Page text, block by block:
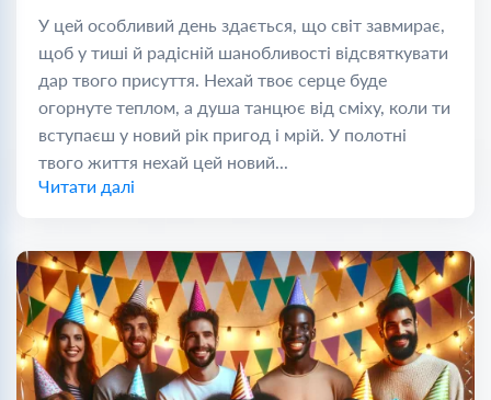
У цей особливий день здається, що світ завмирає,
щоб у тиші й радісній шанобливості відсвяткувати
дар твого присуття. Нехай твоє серце буде
огорнуте теплом, а душа танцює від сміху, коли ти
вступаєш у новий рік пригод і мрій. У полотні
твого життя нехай цей новий...
Читати далі